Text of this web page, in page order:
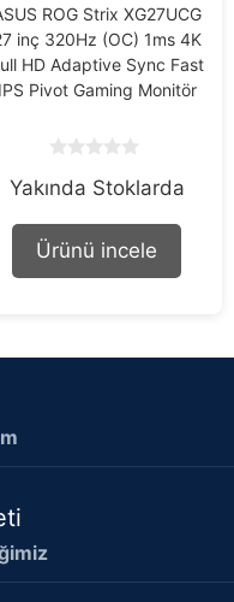
ROG Strix XG27UCG
inç 320Hz (OC) 1ms 4K
HD Adaptive Sync Fast
IPS Pivot Gaming Monitör
o
t
f
Yakında Stoklarda
Ürünü incele